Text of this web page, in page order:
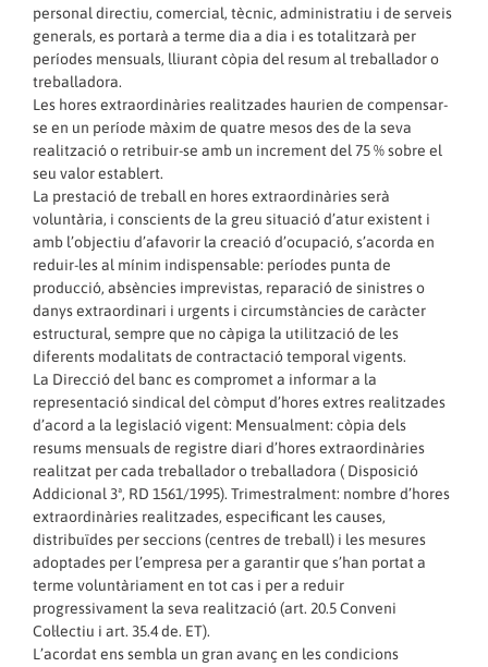
personal directiu, comercial, tècnic, administratiu i de serveis
generals, es portarà a terme dia a dia i es totalitzarà per
períodes mensuals, lliurant còpia del resum al treballador o
treballadora.
Les hores extraordinàries realitzades haurien de compensar-
se en un període màxim de quatre mesos des de la seva
realització o retribuir-se amb un increment del 75 % sobre el
seu valor establert.
La prestació de treball en hores extraordinàries serà
voluntària, i conscients de la greu situació d’atur existent i
amb l’objectiu d’afavorir la creació d’ocupació, s’acorda en
reduir-les al mínim indispensable: períodes punta de
producció, absències imprevistas, reparació de sinistres o
danys extraordinari i urgents i circumstàncies de caràcter
estructural, sempre que no càpiga la utilització de les
diferents modalitats de contractació temporal vigents.
La Direcció del banc es compromet a informar a la
representació sindical del còmput d’hores extres realitzades
d’acord a la legislació vigent: Mensualment: còpia dels
resums mensuals de registre diari d’hores extraordinàries
realitzat per cada treballador o treballadora ( Disposició
Addicional 3ª, RD 1561/1995). Trimestralment: nombre d’hores
extraordinàries realitzades, especificant les causes,
distribuïdes per seccions (centres de treball) i les mesures
adoptades per l’empresa per a garantir que s’han portat a
terme voluntàriament en tot cas i per a reduir
progressivament la seva realització (art. 20.5 Conveni
Col·lectiu i art. 35.4 de. ET).
L’acordat ens sembla un gran avanç en les condicions